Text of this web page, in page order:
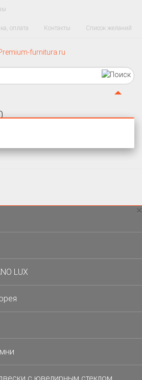
оплата Контакты Список желаний
×
LUX